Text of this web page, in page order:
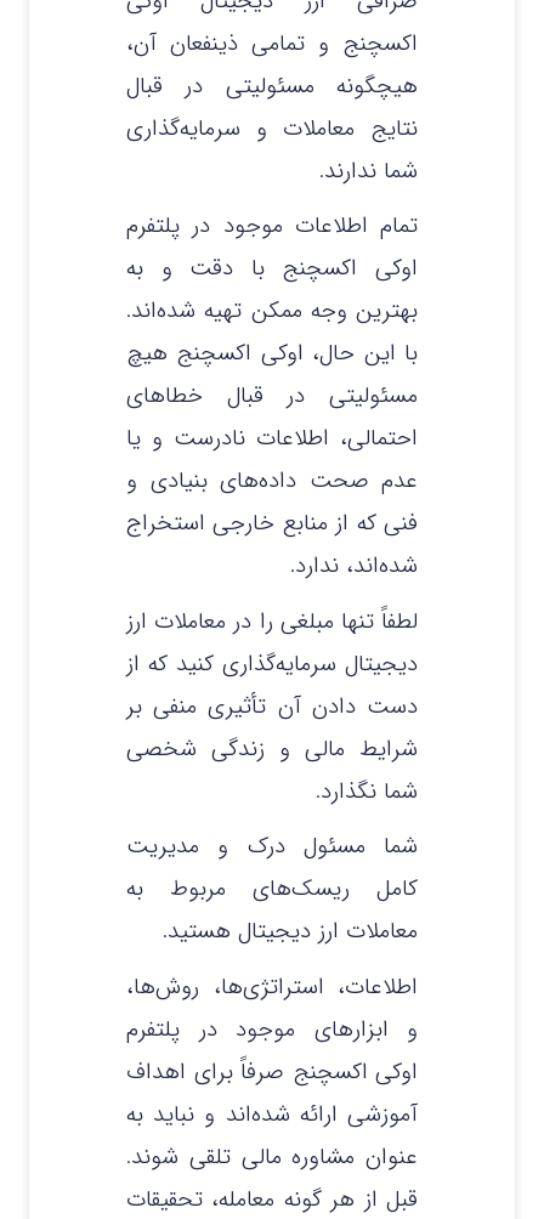
اکسچنج و تمامی ذینفعان آن،
هیچگونه مسئولیتی در قبال
نتایج معاملات و سرمایه‌گذاری
شما ندارند.
تمام اطلاعات موجود در پلتفرم
اوکی اکسچنج با دقت و به
بهترین وجه ممکن تهیه شده‌اند.
با این حال، اوکی اکسچنج هیچ
مسئولیتی در قبال خطاهای
احتمالی، اطلاعات نادرست و یا
عدم صحت داده‌های بنیادی و
فنی که از منابع خارجی استخراج
شده‌اند، ندارد.
لطفاً تنها مبلغی را در معاملات ارز
دیجیتال سرمایه‌گذاری کنید که از
دست دادن آن تأثیری منفی بر
شرایط مالی و زندگی شخصی
شما نگذارد.
شما مسئول درک و مدیریت
کامل ریسک‌های مربوط به
معاملات ارز دیجیتال هستید.
اطلاعات، استراتژی‌ها، روش‌ها،
و ابزارهای موجود در پلتفرم
اوکی اکسچنج صرفاً برای اهداف
آموزشی ارائه شده‌اند و نباید به
عنوان مشاوره مالی تلقی شوند.
قبل از هر گونه معامله، تحقیقات